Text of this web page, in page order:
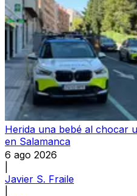
Herida una bebé al chocar
en Salamanca
6 ago 2026
Javier S. Fraile